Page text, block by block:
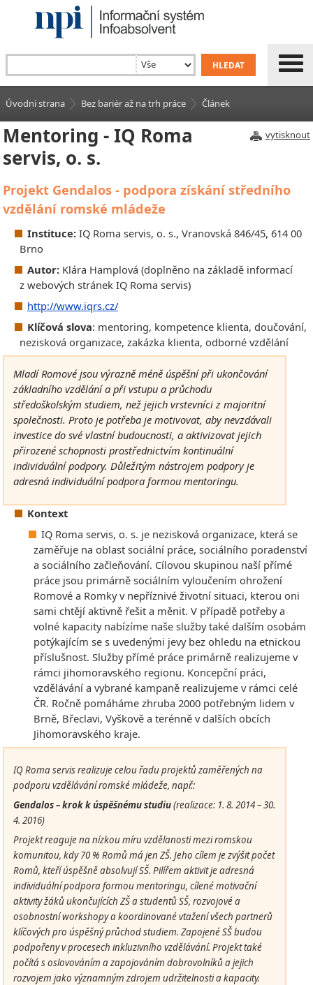
Úvodní strana Bez bariér až na trh práce Článek
vytisknout
Mentoring - IQ Roma
servis, o. s.
Projekt Gendalos - podpora získání středního
vzdělání romské mládeže
Instituce: IQ Roma servis, o. s., Vranovská 846/45, 614 00
Brno
Autor: Klára Hamplová (doplněno na základě informací
z webových stránek IQ Roma servis)
http://www.iqrs.cz/
Klíčová slova: mentoring, kompetence klienta, doučování,
nezisková organizace, zakázka klienta, odborné vzdělání
Mladí Romové jsou výrazně méně úspěšní při ukončování
základního vzdělání a při vstupu a průchodu
středoškolským studiem, než jejich vrstevníci z majoritní
společnosti. Proto je potřeba je motivovat, aby nevzdávali
investice do své vlastní budoucnosti, a aktivizovat jejich
přirozené schopnosti prostřednictvím kontinuální
individuální podpory. Důležitým nástrojem podpory je
adresná individuální podpora formou mentoringu.
Kontext
IQ Roma servis, o. s. je nezisková organizace, která se
zaměřuje na oblast sociální práce, sociálního poradenství
a sociálního začleňování. Cílovou skupinou naší přímé
práce jsou primárně sociálním vyloučením ohrožení
Romové a Romky v nepříznivé životní situaci, kterou oni
sami chtějí aktivně řešit a měnit. V případě potřeby a
volné kapacity nabízíme naše služby také dalším osobám
potýkajícím se s uvedenými jevy bez ohledu na etnickou
příslušnost. Služby přímé práce primárně realizujeme v
rámci jihomoravského regionu. Koncepční práci,
vzdělávání a vybrané kampaně realizujeme v rámci celé
ČR. Ročně pomáháme zhruba 2000 potřebným lidem v
Brně, Břeclavi, Vyškově a terénně v dalších obcích
Jihomoravského kraje.
IQ Roma servis realizuje celou řadu projektů zaměřených na
podporu vzdělávání romské mládeže, např.:
Gendalos – krok k úspěšnému studiu(realizace: 1. 8. 2014 – 30.
4. 2016)
Projekt reaguje na nízkou míru vzdělanosti mezi romskou
komunitou, kdy 70 % Romů má jen ZŠ. Jeho cílem je zvýšit počet
Romů, kteří úspěšně absolvují SŠ. Pilířem aktivit je adresná
individuální podpora formou mentoringu, cílené motivační
aktivity žáků ukončujících ZŠ a studentů SŠ, rozvojové a
osobnostní workshopy a koordinované vtažení všech partnerů
klíčových pro úspěšný průchod studiem. Zapojené SŠ budou
podpořeny v procesech inkluzivního vzdělávání. Projekt také
počítá s oslovováním a zapojováním dobrovolníků a jejich
rozvojem jako významným zdrojem udržitelnosti a kapacity.